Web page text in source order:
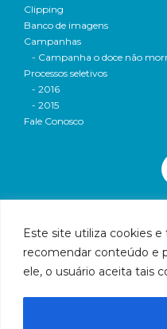
Este site utiliza cookies
recomendar conteúdo e
ele, o usuário aceita tais
Clipping
Banco de imagens
Campanhas
- Campanha o doce não
Processos seletivos
- 2016
- 2015
Fale Conosco
Rua Prudente de